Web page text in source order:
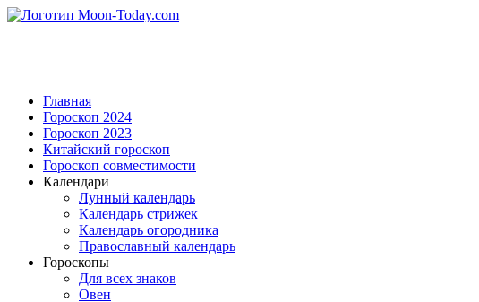
Главная
Гороскоп 2024
Гороскоп 2023
Китайский гороскоп
Гороскоп совместимости
Календари
Лунный календарь
Календарь стрижек
Календарь огородника
Православный календарь
Гороскопы
Для всех знаков
Овен